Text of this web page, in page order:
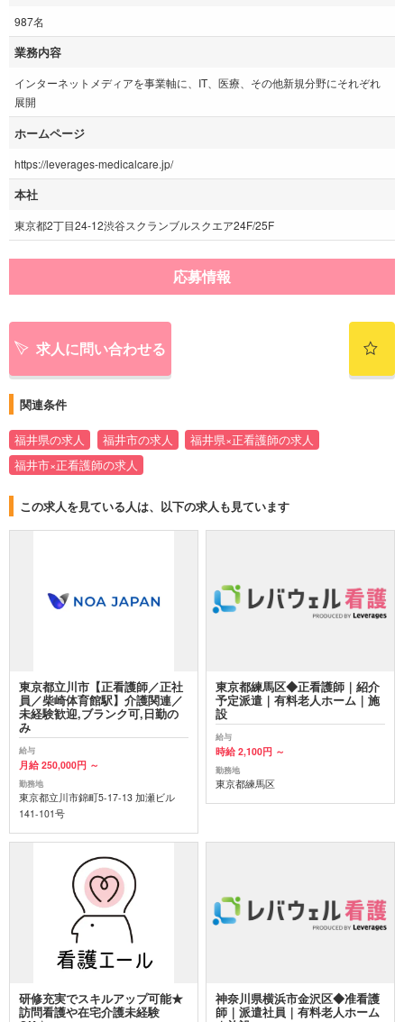
987名
業務内容
インターネットメディアを事業軸に、IT、医療、その他新規分野にそれぞれ
展開
ホームページ
https://leverages-medicalcare.jp/
本社
東京都2丁目24-12渋谷スクランブルスクエア24F/25F
応募情報
求人に問い合わせる
関連条件
福井県の求人 福井市の求人
福井県×正看護師の求人
福井市×正看護師の求人
この求人を見ている人は、以下の求人も見ています
東京都立川市【正看護師／正社
員／柴崎体育館駅】介護関連／
未経験歓迎,ブランク可,日勤の
み
給与
月給 250,000円 ～
勤務地
東京都立川市錦町5-17-13 加瀬ビル
141-101号
東京都練馬区◆正看護師｜紹介
予定派遣｜有料老人ホーム｜施
設
給与
時給 2,100円 ～
勤務地
東京都練馬区
研修充実でスキルアップ可能★
訪問看護や在宅介護未経験
神奈川県横浜市金沢区◆准看護
師｜派遣社員｜有料老人ホーム